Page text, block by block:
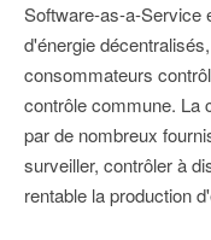
Software-as-a-Service
d'énergie
consommateurs
contrôle commune. La
par de nombreux
surveiller, contrôler à
rentable la production